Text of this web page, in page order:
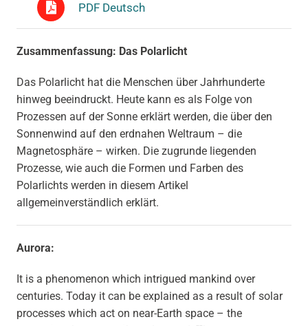
PDF Deutsch
Zusammenfassung: Das Polarlicht
Das Polarlicht hat die Menschen über Jahrhunderte
hinweg beeindruckt. Heute kann es als Folge von
Prozessen auf der Sonne erklärt werden, die über den
Sonnenwind auf den erdnahen Weltraum – die
Magnetosphäre – wirken. Die zugrunde liegenden
Prozesse, wie auch die Formen und Farben des
Polarlichts werden in diesem Artikel
allgemeinverständlich erklärt.
Aurora:
It is a phenomenon which intrigued mankind over
centuries. Today it can be explained as a result of solar
processes which act on near-Earth space – the